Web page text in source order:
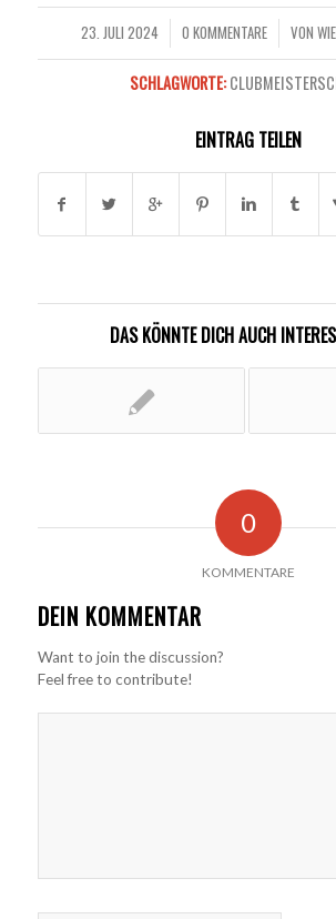
23. JULI 2024 0 KOMMENTARE
/ VON
SCHLAGWORTE:
EINTRAG TEILEN
DAS KÖNNTE DICH AUCH
0
KOMMENTARE
DEIN KOMMENTAR
Want to join the discussion?
Feel free to contribute!